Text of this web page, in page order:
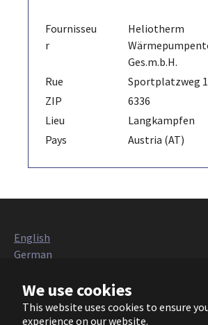
We use cookies
This website uses cookies to ensure
experience on our website.
Fournisseu
r
Heliotherm
Ges.m.b.H.
Rue
Sportplatzweg
ZIP
6336
Lieu
Langkampfen
Pays
Austria (AT)
English
German
French
Polish
Czech